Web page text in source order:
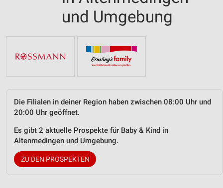
und Umgebung
Die Filialen in deiner Region haben zwischen 08:00 Uhr und
20:00 Uhr geöffnet.
Es gibt 2 aktuelle Prospekte für Baby & Kind in
Altenmedingen und Umgebung.
ZU DEN PROSPEKTEN